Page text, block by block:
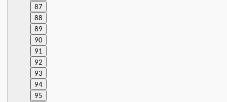
87
88
89
90
91
92
93
94
95